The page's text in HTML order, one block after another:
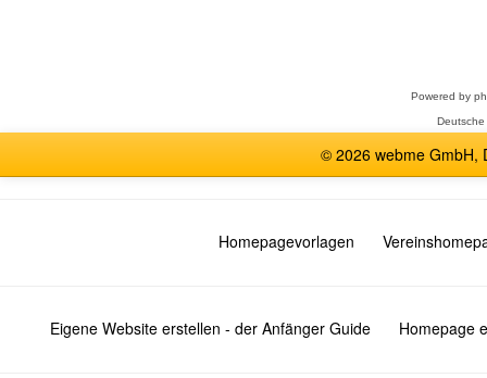
Powered by
© 2026 webme GmbH,
Homepagevorlagen
Eigene Website erstellen - der Anfänger Guide Homepage